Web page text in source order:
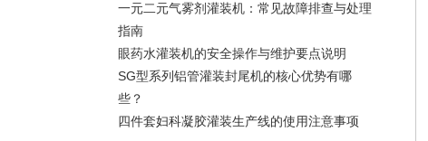
一元二元气雾剂灌装机：常见故障排查与处理
指南
眼药水灌装机的安全操作与维护要点说明
SG型系列铝管灌装封尾机的核心优势有哪
些？
四件套妇科凝胶灌装生产线的使用注意事项